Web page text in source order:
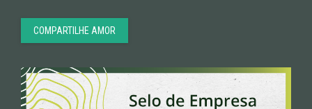
COMPARTILHE AMOR